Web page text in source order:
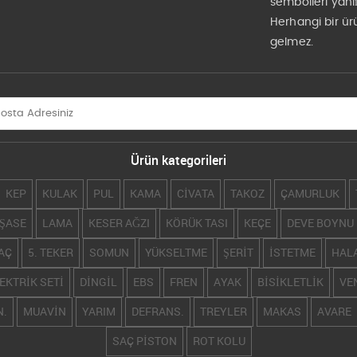
sembolleri
Herhangi bir
gelmez.
Ürün kategorileri
KEP KULAK PUL KAMA CİVATA TAKOZ ÇAMURLUK
ŞASE
LAMA KESER AĞZI KÖRÜK TASI KEÇE
DEVE BOYNU
5. TEKER SOMUN YÜKSELTME ŞERİT İSTETME
SETİ
DİNGİL EBS FREN AYAK BİSİKLETLİK
MUAVİN YARIM DEFRANS. TREYLER MAKAS
AVARE
SAÇ PİSTON
ROT KOLU